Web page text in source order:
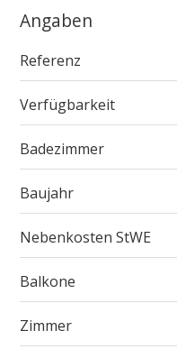
Angaben
Referenz
Verfügbarkeit
Badezimmer
Baujahr
Nebenkosten StWE
Balkone
Zimmer